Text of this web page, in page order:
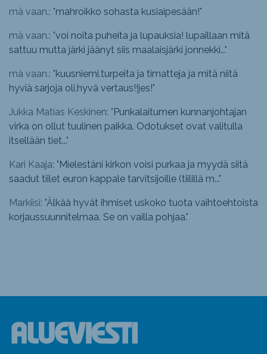
mä vaan.: "mahroikko sohasta kusiaipesään!"
mä vaan.: "voi noita puheita ja lupauksia! lupaillaan mitä
sattuu mutta järki jäänyt siis maalaisjärki jonnekki..."
mä vaan.: "kuusniemi.turpeita ja timatteja ja mitä niitä
hyviä sarjoja oli,hyvä vertaus!!jes!"
Jukka Matias Keskinen: "Punkalaitumen kunnanjohtajan
virka on ollut tuulinen paikka. Odotukset ovat valitulla
itsellään tiet..."
Kari Kaaja: "Mielestäni kirkon voisi purkaa ja myydä siitä
saadut tiilet euron kappale tarvitsijoille (tiilillä m..."
Markiisi: "Älkää hyvät ihmiset uskoko tuota vaihtoehtoista
korjaussuunnitelmaa. Se on vailla pohjaa."